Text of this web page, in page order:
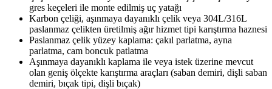
gres keçeleri ile monte edilmiş uç yatağı
Karbon çeliği, aşınmaya dayanıklı çelik veya 304L/316L
paslanmaz çelikten üretilmiş ağır hizmet tipi karıştırma haznesi
Paslanmaz çelik yüzey kaplama: çakıl parlatma, ayna
parlatma, cam boncuk patlatma
Aşınmaya dayanıklı kaplama ile veya istek üzerine mevcut
olan geniş ölçekte karıştırma araçları (saban demiri, dişli saban
demiri, bıçak tipi, dişli bıçak)